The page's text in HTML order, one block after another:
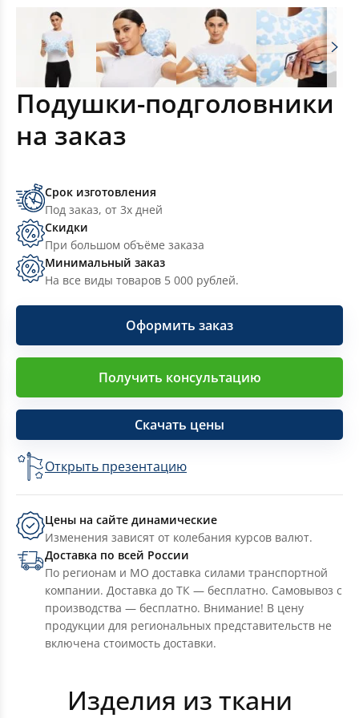
Подушки-подголовники
на заказ
Срок изготовления
Под заказ, от 3х дней
Скидки
При большом объёме заказа
Минимальный заказ
На все виды товаров 5 000 рублей.
Оформить заказ
Получить консультацию
Скачать цены
Открыть презентацию
Цены на сайте динамические
Изменения зависят от колебания курсов валют.
Доставка по всей России
По регионам и МО доставка силами транспортной
компании. Доставка до ТК — бесплатно. Самовывоз с
производства — бесплатно. Внимание! В цену
продукции для региональных представительств не
включена стоимость доставки.
Изделия из ткани